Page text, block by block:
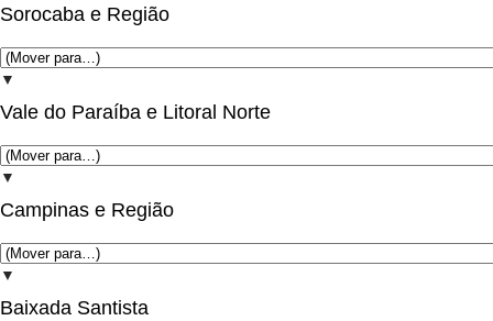
Sorocaba e Região
▼
Vale do Paraíba e Litoral Norte
▼
Campinas e Região
▼
Baixada Santista